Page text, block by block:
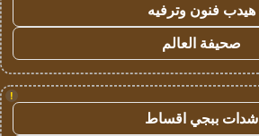
هيدب فنون وترفيه
صحيفة العالم
!
شدات ببجي اقساط